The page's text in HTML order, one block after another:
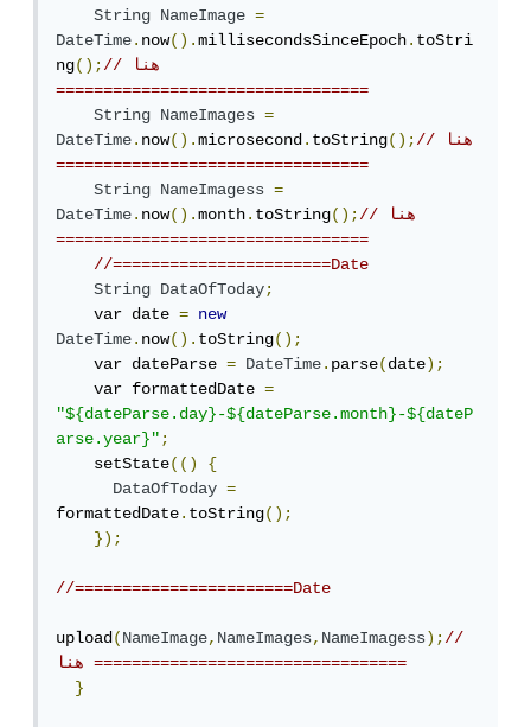
String NameImage
=
DateTime.now().millisecondsSinceEpoch.toStri
ng();// هنا
=================================
String
NameImages
=
DateTime.now().microsecond.toString();// هنا
=================================
String
NameImagess
=
DateTime.now().month.toString();// هنا
=================================
//=======================Date
String
DataOfToday;
    var date
=
new
DateTime.now().toString();
    var dateParse
= DateTime.parse(date);
    var formattedDate
=
"${dateParse.day}-${dateParse.month}-${dateP
arse.year}";
    setState
(()
{
DataOfToday
=
formattedDate.toString();
});
//=======================Date
upload(NameImage,NameImages,NameImagess);//
هنا =================================
}